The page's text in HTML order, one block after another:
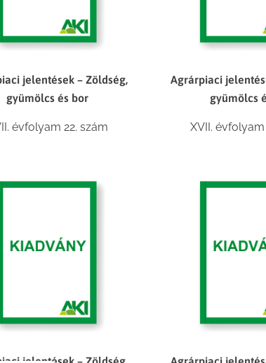
jelentések – Zöldség,
gyümölcs és bor
évfolyam 22. szám
Agrárpiaci
gyümölcs
XVII. évfolyam